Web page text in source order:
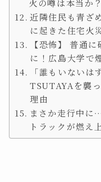
火の噂は本当か？
近隣住民も青ざ
に起きた住宅火
【恐怖】 普通
に！広島大学で
「誰もいない
TSUTAYAを襲
理由
まさか走行中に
トラックが燃え